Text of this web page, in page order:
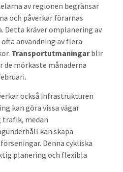
av regionen begränsar
och påverkar förarnas
Detta kräver omplanering av
användning av flera
Transportutmaningarblir
mörkaste månaderna
också infrastrukturen
kan göra vissa vägar
medan
kan skapa
Denna cykliska
planering och flexibla